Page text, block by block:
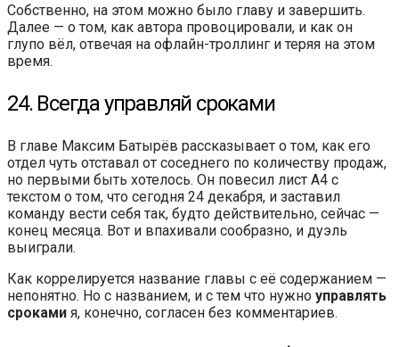
Собственно, на этом можно было главу и завершить.
Далее — о том, как автора провоцировали, и как он
глупо вёл, отвечая на офлайн-троллинг и теряя на этом
время.
24. Всегда управляй сроками
В главе Максим Батырёв рассказывает о том, как его
отдел чуть отставал от соседнего по количеству продаж,
но первыми быть хотелось. Он повесил лист А4 с
текстом о том, что сегодня 24 декабря, и заставил
команду вести себя так, будто действительно, сейчас —
конец месяца. Вот и впахивали сообразно, и дуэль
выиграли.
Как коррелируется название главы с её содержанием —
непонятно. Но с названием, и с тем что нужно управлять
сроками я, конечно, согласен без комментариев.